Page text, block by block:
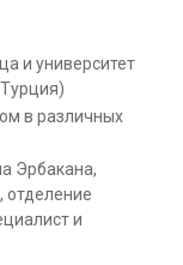
и университет
в различных
Эрбакана,
отделение
и